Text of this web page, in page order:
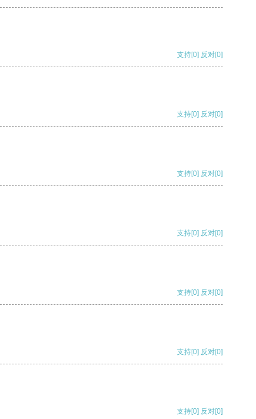
支持[0] 反对[0]
支持[0] 反对[0]
支持[0] 反对[0]
支持[0] 反对[0]
支持[0] 反对[0]
支持[0] 反对[0]
支持[0] 反对[0]